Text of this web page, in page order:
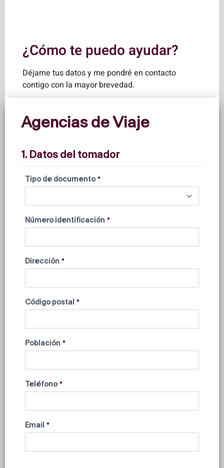
¿Cómo te puedo ayudar?
Déjame tus datos y me pondré en contacto
contigo con la mayor brevedad.